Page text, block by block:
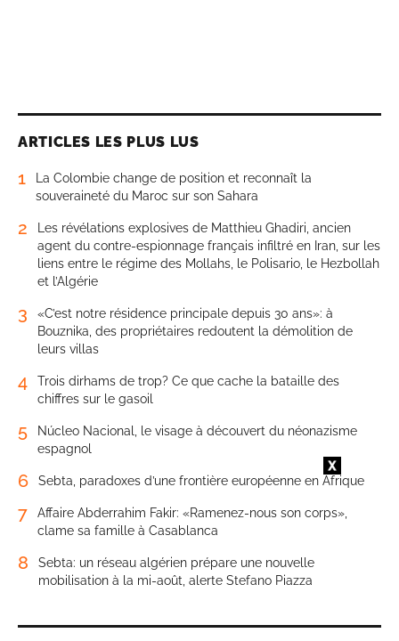
ARTICLES LES PLUS LUS
1
La Colombie change de position et reconnaît la
souveraineté du Maroc sur son Sahara
2
Les révélations explosives de Matthieu Ghadiri, ancien
agent du contre-espionnage français infiltré en Iran, sur les
liens entre le régime des Mollahs, le Polisario, le Hezbollah
et l’Algérie
3
«C’est notre résidence principale depuis 30 ans»: à
Bouznika, des propriétaires redoutent la démolition de
leurs villas
4
Trois dirhams de trop? Ce que cache la bataille des
chiffres sur le gasoil
5
Núcleo Nacional, le visage à découvert du néonazisme
espagnol
6 Sebta, paradoxes d’une frontière européenne en Afrique
7
Affaire Abderrahim Fakir: «Ramenez-nous son corps»,
clame sa famille à Casablanca
8
Sebta: un réseau algérien prépare une nouvelle
mobilisation à la mi-août, alerte Stefano Piazza